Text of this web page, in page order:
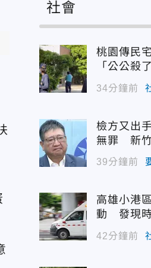
社會
桃園傳民
「公公殺
偵訊
34分鐘前
檢方又出
無罪 新竹
39分鐘前
高雄小港
動 發現
42分鐘前